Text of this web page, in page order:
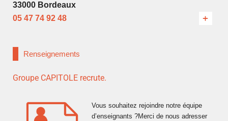
33000 Bordeaux
05 47 74 92 48
Renseignements
Groupe CAPITOLE recrute.
Vous souhaitez rejoindre notre équipe
d’enseignants ?Merci de nous adresser